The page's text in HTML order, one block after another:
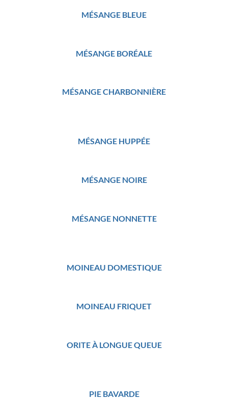
MÉSANGE BLEUE
MÉSANGE BORÉALE
MÉSANGE CHARBONNIÈRE
MÉSANGE HUPPÉE
MÉSANGE NOIRE
MÉSANGE NONNETTE
MOINEAU DOMESTIQUE
MOINEAU FRIQUET
ORITE À LONGUE QUEUE
PIE BAVARDE